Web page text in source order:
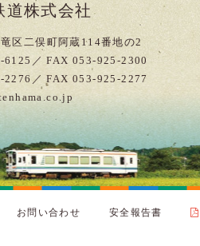
道株式会社
区二俣町阿蔵114番地の2
／ FAX 053-925-2300
2276／ FAX 053-925-2277
お問い合わせ 安全報告書